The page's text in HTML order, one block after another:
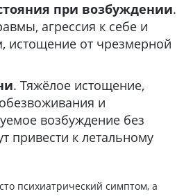
при возбуждении.
агрессия к себе и
от чрезмерной
. Тяжёлое истощение,
и
возбуждение без
привести к летальному
психиатрический симптом, а